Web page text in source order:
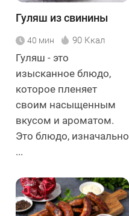
Гуляш из свинины
40 мин 90 Ккал
Гуляш - это
изысканное блюдо,
которое пленяет
своим насыщенным
вкусом и ароматом.
Это блюдо, изначально
...